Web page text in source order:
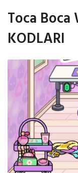
Toca Boca
KODLARI